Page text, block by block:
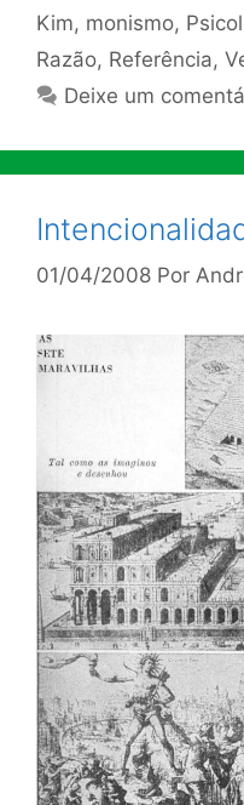
Kim, monismo,
Razão, Referência,
Deixe um
01/04/2008 Por